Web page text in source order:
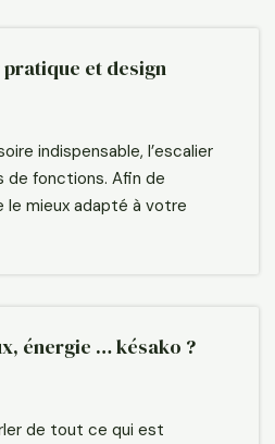
et design
indispensable, l’escalier
fonctions. Afin de
le mieux adapté à votre
énergie … késako ?
de tout ce qui est